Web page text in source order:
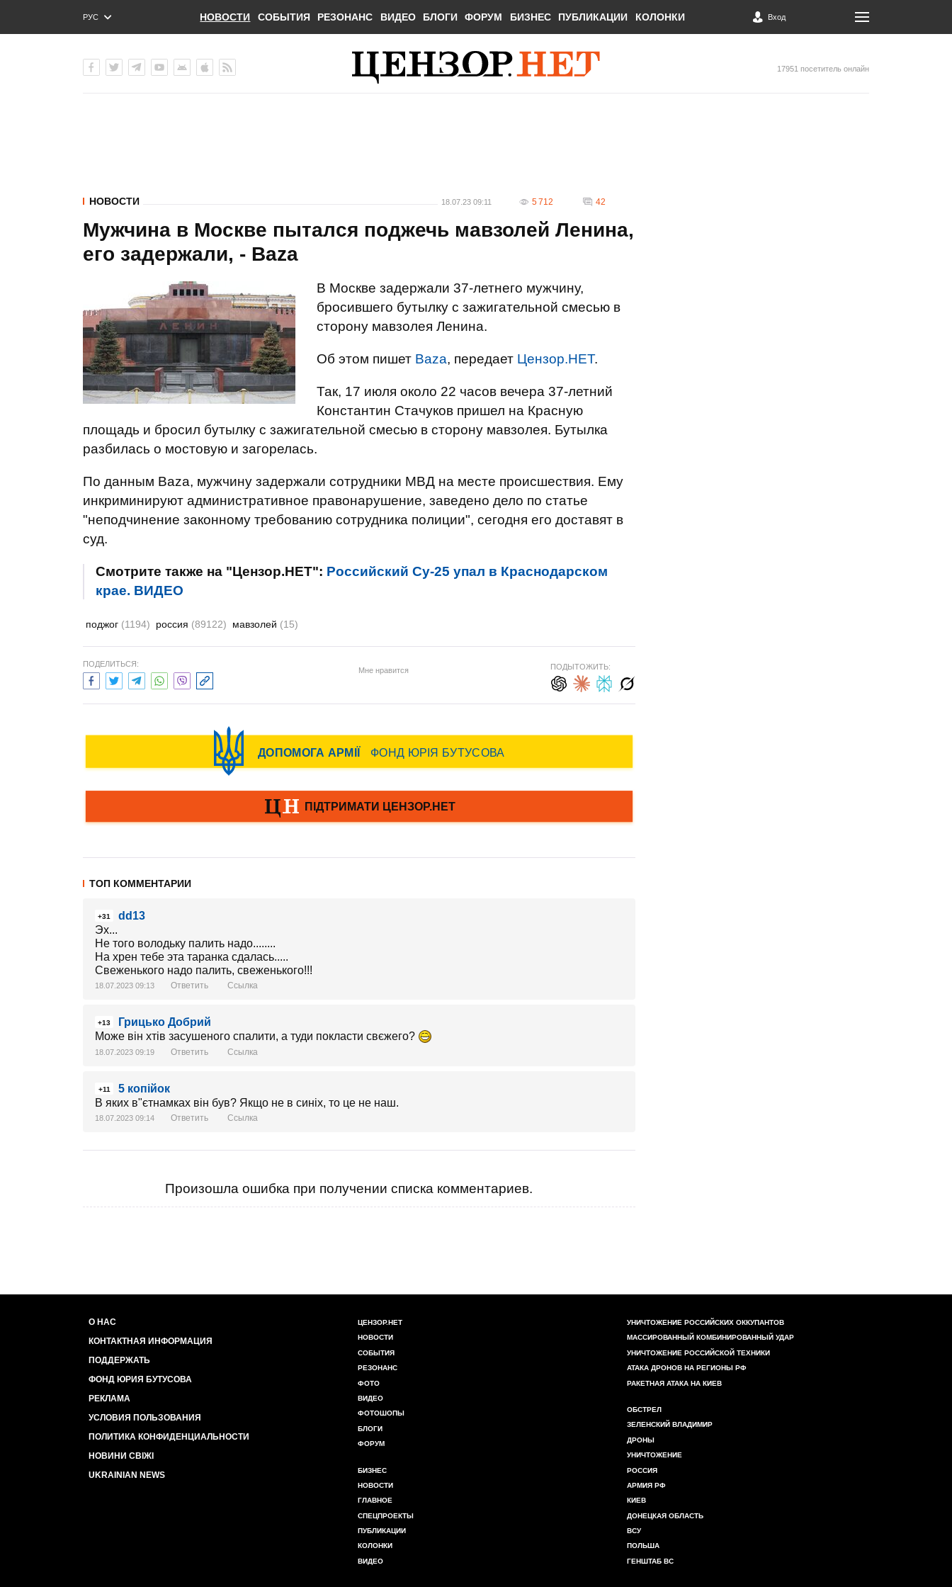
РУС
ENG
НОВОСТИ СОБЫТИЯ РЕЗОНАНС ВИДЕО БЛОГИ ФОРУМ БИЗНЕС ПУБЛИКАЦИИ КОЛОНКИ Вход
17951 посетитель онлайн
НОВОСТИ 18.07.23 09:11 5 712 42
Мужчина в Москве пытался поджечь мавзолей Ленина,
его задержали, - Baza
В Москве задержали 37-летнего мужчину,
бросившего бутылку с зажигательной смесью в
сторону мавзолея Ленина.
Об этом пишет Baza, передает Цензор.НЕТ.
Так, 17 июля около 22 часов вечера 37-летний
Константин Стачуков пришел на Красную
площадь и бросил бутылку с зажигательной смесью в сторону мавзолея. Бутылка
разбилась о мостовую и загорелась.
По данным Baza, мужчину задержали сотрудники МВД на месте происшествия. Ему
инкриминируют административное правонарушение, заведено дело по статье
"неподчинение законному требованию сотрудника полиции", сегодня его доставят в
суд.
Смотрите также на "Цензор.НЕТ": Российский Су-25 упал в Краснодарском
крае. ВИДЕО
поджог (1194) россия (89122) мавзолей (15)
ПОДЕЛИТЬСЯ:
Мне нравится ПОДЫТОЖИТЬ:
ТОП КОММЕНТАРИИ
+31
dd13
Эх...
Не того володьку палить надо........
На хрен тебе эта таранка сдалась.....
Свеженького надо палить, свеженького!!!
18.07.2023 09:13 Ответить Ссылка
+13
Грицько Добрий
Може він хтів засушеного спалити, а туди покласти свєжего?
18.07.2023 09:19 Ответить Ссылка
+11
5 копійок
В яких в"єтнамках він був? Якщо не в синіх, то це не наш.
18.07.2023 09:14 Ответить Ссылка
Произошла ошибка при получении списка комментариев.
О НАС
КОНТАКТНАЯ ИНФОРМАЦИЯ
ПОДДЕРЖАТЬ
ФОНД ЮРИЯ БУТУСОВА
РЕКЛАМА
УСЛОВИЯ ПОЛЬЗОВАНИЯ
ПОЛИТИКА КОНФИДЕНЦИАЛЬНОСТИ
НОВИНИ СВІЖІ
UKRAINIAN NEWS
ЦЕНЗОР.НЕТ
НОВОСТИ
СОБЫТИЯ
РЕЗОНАНС
ФОТО
ВИДЕО
ФОТОШОПЫ
БЛОГИ
ФОРУМ
БИЗНЕС
НОВОСТИ
ГЛАВНОЕ
СПЕЦПРОЕКТЫ
ПУБЛИКАЦИИ
КОЛОНКИ
ВИДЕО
УНИЧТОЖЕНИЕ РОССИЙСКИХ ОККУПАНТОВ
МАССИРОВАННЫЙ КОМБИНИРОВАННЫЙ УДАР
УНИЧТОЖЕНИЕ РОССИЙСКОЙ ТЕХНИКИ
АТАКА ДРОНОВ НА РЕГИОНЫ РФ
РАКЕТНАЯ АТАКА НА КИЕВ
ОБСТРЕЛ
ЗЕЛЕНСКИЙ ВЛАДИМИР
ДРОНЫ
УНИЧТОЖЕНИЕ
РОССИЯ
АРМИЯ РФ
КИЕВ
ДОНЕЦКАЯ ОБЛАСТЬ
ВСУ
ПОЛЬША
ГЕНШТАБ ВС